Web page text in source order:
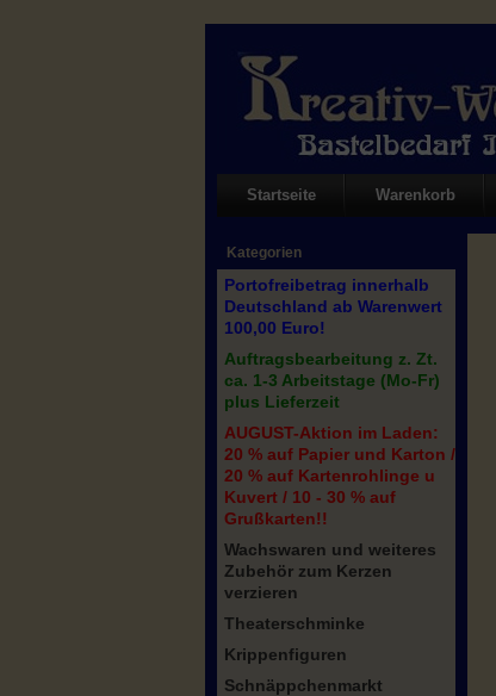
Startseite Warenkorb
Kategorien
Portofreibetrag innerhalb
Deutschland ab Warenwert
100,00 Euro!
Auftragsbearbeitung z. Zt.
ca. 1-3 Arbeitstage (Mo-Fr)
plus Lieferzeit
AUGUST-Aktion im Laden:
20 % auf Papier und Karton /
20 % auf Kartenrohlinge u
Kuvert / 10 - 30 % auf
Grußkarten!!
Wachswaren und weiteres
Zubehör zum Kerzen
verzieren
Theaterschminke
Krippenfiguren
Schnäppchenmarkt